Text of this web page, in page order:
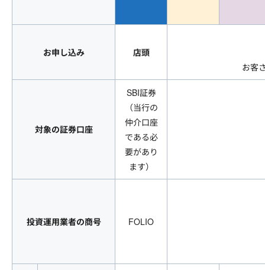
お申し込み
店頭
お客
対象の証券口座
SBI証券
（当行の
仲介口座
である必
要があり
ます）
投資運用業者の商号 FOLIO